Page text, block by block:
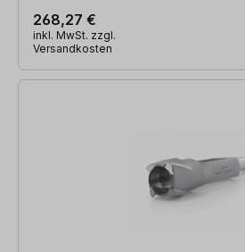
268,27 €
inkl. MwSt. zzgl.
Versandkosten